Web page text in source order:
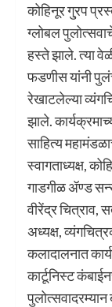
कोहिनूर गु्रप
ग्लोबल
हस्ते झाले. त्या
फडणीस यांनी
रेखाटलेल्या
झाले.
साहित्य
स्वागताध्यक्ष,
गाडगीळ ॲण्ड
वीरेंद्र चित्राव,
अध्यक्ष,
कलादालनात
कार्टूनिस्ट